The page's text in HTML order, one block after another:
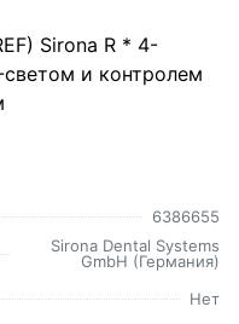
Sirona R * 4-
светом и контролем
6386655
Sirona Dental Systems
GmbH (Германия)
Нет